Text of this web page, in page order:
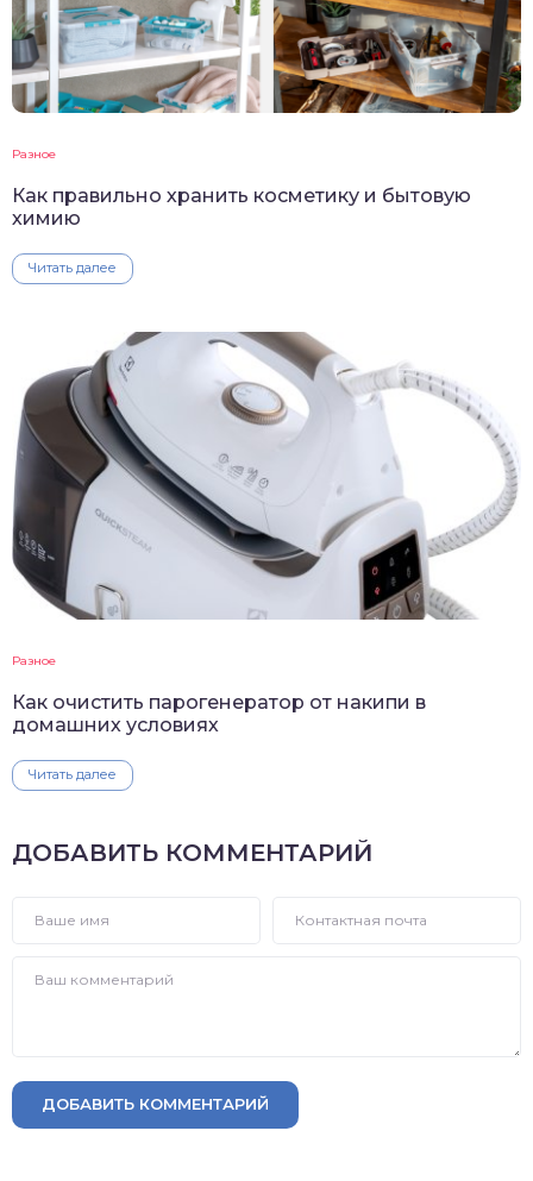
Разное
Как правильно хранить косметику и бытовую
химию
Читать далее
Разное
Как очистить парогенератор от накипи в
домашних условиях
Читать далее
ДОБАВИТЬ КОММЕНТАРИЙ
ДОБАВИТЬ КОММЕНТАРИЙ